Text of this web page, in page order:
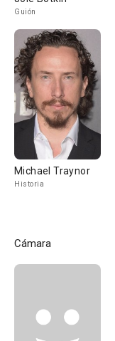
Guión
Michael Traynor
Historia
Cámara